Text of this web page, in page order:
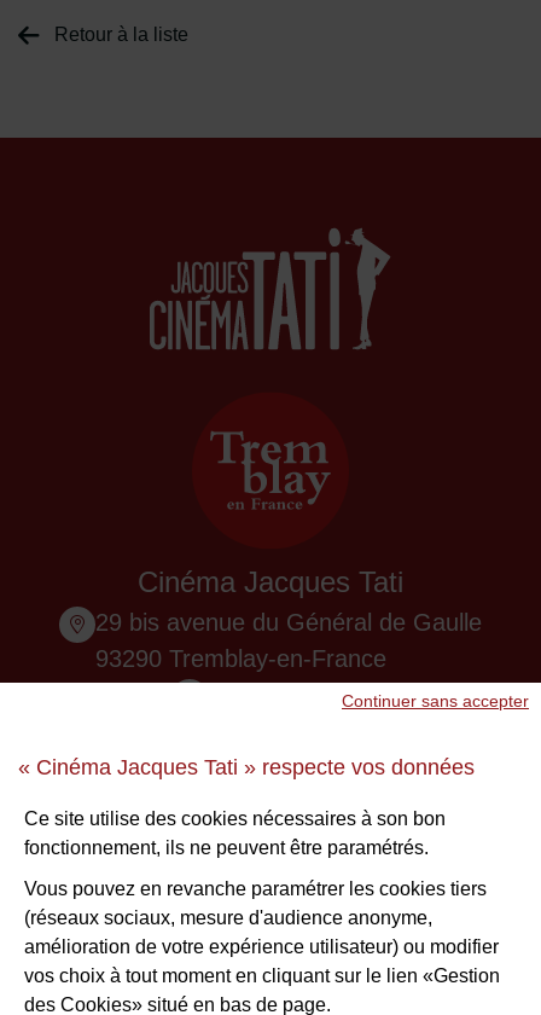
« Cinéma Jacques Tati » respecte vos données
Ce site utilise des cookies nécessaires à son bon
fonctionnement, ils ne peuvent être paramétrés.
Vous pouvez en revanche paramétrer les cookies tiers
(réseaux sociaux, mesure d'audience anonyme,
amélioration de votre expérience utilisateur) ou modifier
vos choix à tout moment en cliquant sur le lien «Gestion
des Cookies» situé en bas de page.
Continuer sans accepter
Retour à la liste
Cinéma Jacques Tati
29 bis avenue du Général de Gaulle
93290 Tremblay-en-France
01 48 61 87 55
Ne ratez aucune infos !
Voir nos brochures